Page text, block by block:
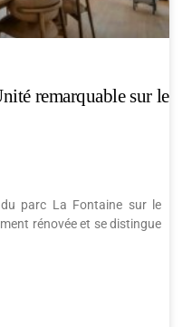
remarquable sur le
parc La Fontaine sur le
rénovée et se distingue